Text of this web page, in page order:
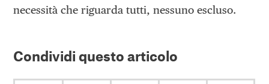
necessità che riguarda tutti, nessuno escluso.
Condividi questo articolo